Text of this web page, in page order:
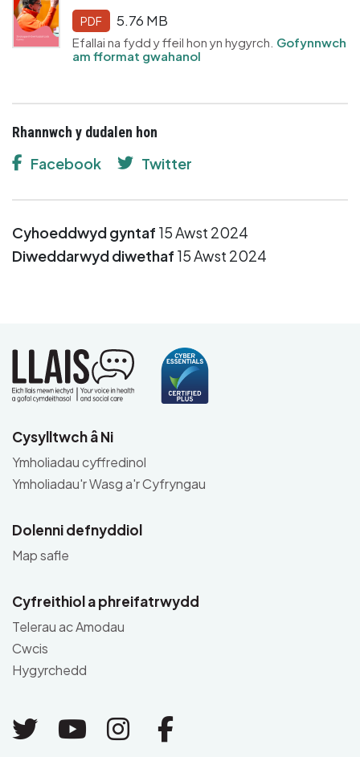
PDF 5.76 MB
Efallai na fydd y ffeil hon yn hygyrch. Gofynnwch
am fformat gwahanol
Rhannwch y dudalen hon
Facebook Twitter
Cyhoeddwyd gyntaf 15 Awst 2024
Diweddarwyd diwethaf 15 Awst 2024
Cysylltwch â Ni
Ymholiadau cyffredinol
Ymholiadau'r Wasg a'r Cyfryngau
Dolenni defnyddiol
Map safle
Cyfreithiol a phreifatrwydd
Telerau ac Amodau
Cwcis
Hygyrchedd
Link to Twitter
Link to Youtube
Link to Instagram
Link to